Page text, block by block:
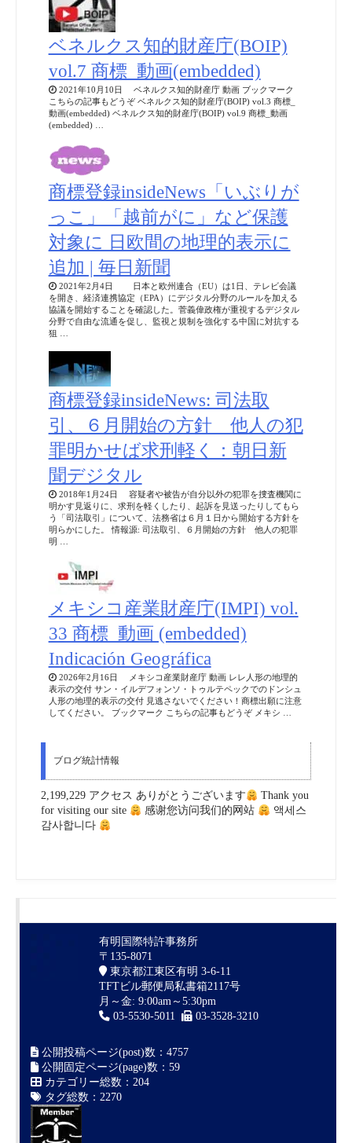
ベネルクス知的財産庁(BOIP)
vol.7 商標_動画(embedded)
2021年10月10日 ベネルクス知的財産庁 動画 ブックマーク
こちらの記事もどうぞ ベネルクス知的財産庁(BOIP) vol.3 商標_
動画(embedded) ベネルクス知的財産庁(BOIP) vol.9 商標_動画
(embedded) …
商標登録insideNews「いぶりが
っこ」「越前がに」など保護
対象に 日欧間の地理的表示に
追加 | 毎日新聞
2021年2月4日 日本と欧州連合（EU）は1日、テレビ会議
を開き、経済連携協定（EPA）にデジタル分野のルールを加える
協議を開始することを確認した。菅義偉政権が重視するデジタル
分野で自由な流通を促し、監視と規制を強化する中国に対抗する
狙 …
商標登録insideNews: 司法取
引、６月開始の方針 他人の犯
罪明かせば求刑軽く：朝日新
聞デジタル
2018年1月24日 容疑者や被告が自分以外の犯罪を捜査機関に
明かす見返りに、求刑を軽くしたり、起訴を見送ったりしてもら
う「司法取引」について、法務省は６月１日から開始する方針を
明らかにした。 情報源: 司法取引、６月開始の方針 他人の犯罪
明 …
メキシコ産業財産庁(IMPI) vol.
33 商標_動画 (embedded)
Indicación Geográfica
2026年2月16日 メキシコ産業財産庁 動画 レレ人形の地理的
表示の交付 サン・イルデフォンソ・トゥルテペックでのドンシュ
人形の地理的表示の交付 見逃さないでください！商標出願に注意
してください。 ブックマーク こちらの記事もどうぞ メキシ …
ブログ統計情報
2,199,229 アクセス ありがとうございます
Thank you
for visiting our site
感谢您访问我们的网站
액세스
감사합니다
有明国際特許事務所
〒135-8071
東京都江東区有明 3-6-11
TFTビル郵便局私書箱2117号
月～金: 9:00am～5:30pm
03-5530-5011
03-3528-3210
公開投稿ページ(post)数：4757
公開固定ページ(page)数：59
カテゴリー総数：204
タグ総数：2270